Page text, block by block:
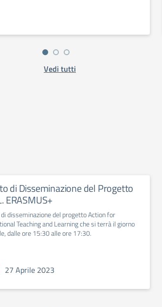
Vedi tutti
di Disseminazione del Progetto
ERASMUS+
disseminazione del progetto Action for
Teaching and Learning che si terrà il giorno
dalle ore 15:30 alle ore 17:30.
27 Aprile 2023